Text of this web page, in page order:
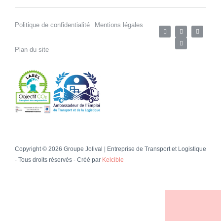
Politique de confidentialité Mentions légales
Plan du site
Copyright © 2026 Groupe Jolival | Entreprise de Transport et Logistique
- Tous droits réservés - Créé par Kelcible